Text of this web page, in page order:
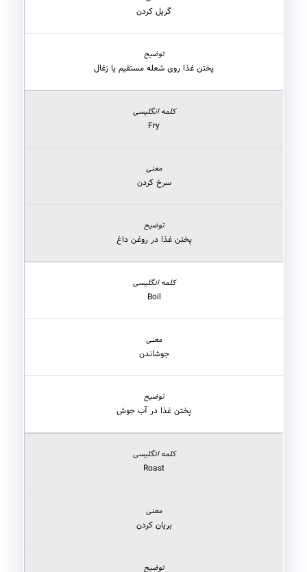
گریل کردن
پختن غذا روی شعله مستقیم یا زغال
Fry
سرخ کردن
پختن غذا در روغن داغ
Boil
جوشاندن
پختن غذا در آب جوش
Roast
بریان کردن